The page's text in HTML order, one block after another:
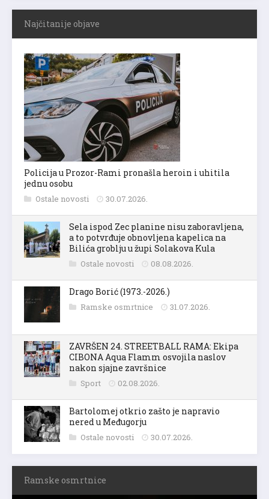
Najčitanije objave
Policija u Prozor-Rami pronašla heroin i uhitila
jednu osobu
Ostale novosti 30.07.2026.
Sela ispod Zec planine nisu zaboravljena,
a to potvrđuje obnovljena kapelica na
Bilića groblju u župi Solakova Kula
Ostale novosti 08.08.2026.
Drago Borić (1973.-2026.)
Ramske osmrtnice 31.07.2026.
ZAVRŠEN 24. STREETBALL RAMA: Ekipa
CIBONA Aqua Flamm osvojila naslov
nakon sjajne završnice
Sport 02.08.2026.
Bartolomej otkrio zašto je napravio
nered u Međugorju
Ostale novosti 30.07.2026.
Ramske osmrtnice